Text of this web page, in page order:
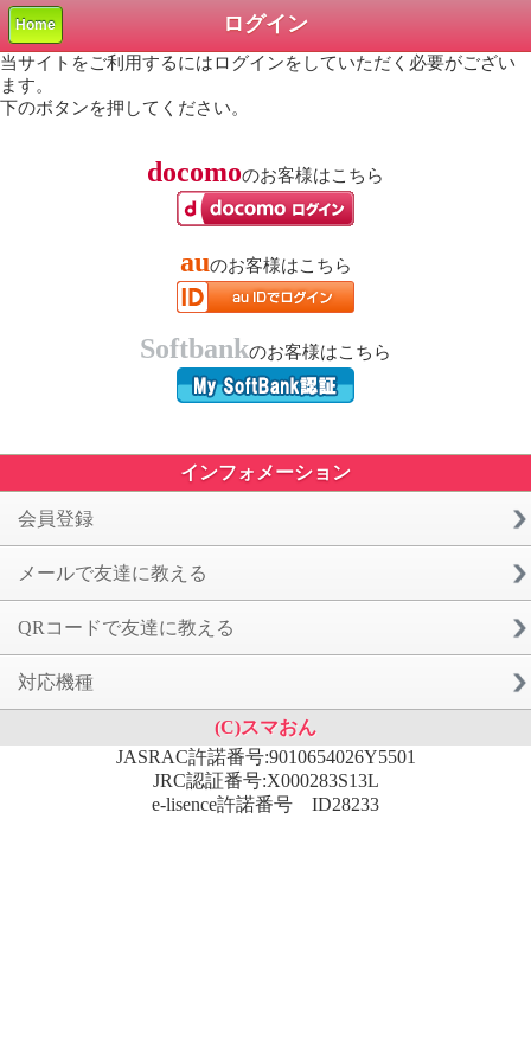
Home ログイン
当サイトをご利用するにはログインをしていただく必要がござい
ます。
下のボタンを押してください。
docomoのお客様はこちら
auのお客様はこちら
Softbankのお客様はこちら
インフォメーション
会員登録
メールで友達に教える
QRコードで友達に教える
対応機種
(C)スマおん
JASRAC許諾番号:9010654026Y5501
JRC認証番号:X000283S13L
e-lisence許諾番号 ID28233